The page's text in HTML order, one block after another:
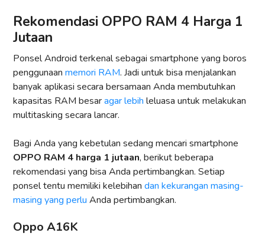
Rekomendasi OPPO RAM 4 Harga 1
Jutaan
Ponsel Android terkenal sebagai smartphone yang boros
penggunaan memori RAM. Jadi untuk bisa menjalankan
banyak aplikasi secara bersamaan Anda membutuhkan
kapasitas RAM besaragar lebih leluasa untuk melakukan
multitasking secara lancar.
Bagi Anda yang kebetulan sedang mencari smartphone
OPPO RAM 4 harga 1 jutaan, berikut beberapa
rekomendasi yang bisa Anda pertimbangkan. Setiap
ponsel tentu memiliki kelebihan dan kekurangan masing-
masing yang perlu Anda pertimbangkan.
Oppo A16K